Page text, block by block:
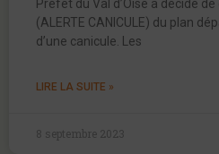
Préfet du Val d’Oise a décidé
(ALERTE CANICULE) du plan
d’une canicule. Les
LIRE LA SUITE »
8 septembre 2023